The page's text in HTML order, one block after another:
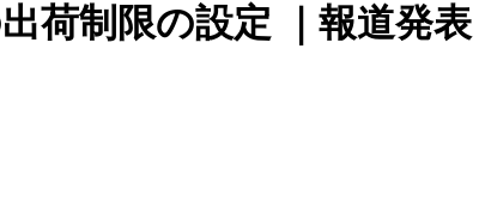
荷制限の設定 ｜報道発表